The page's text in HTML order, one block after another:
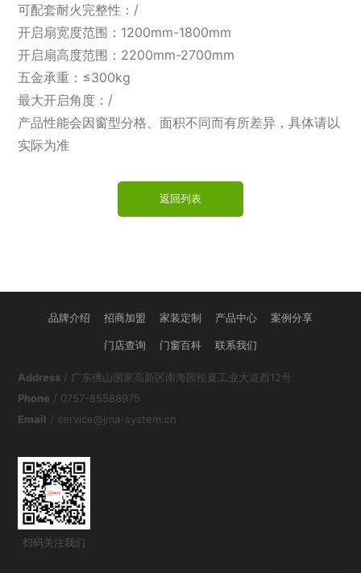
可配套耐火完整性：/
开启扇宽度范围：1200mm-1800mm
开启扇高度范围：2200mm-2700mm
五金承重：≤300kg
最大开启角度：/
产品性能会因窗型分格、面积不同而有所差异，具体请以
实际为准
返回列表
品牌介绍 招商加盟 家装定制 产品中心 案例分享
门店查询 门窗百科 联系我们
Address / 广东佛山国家高新区南海园松夏工业大道西12号
Phone / 0757-85588975
Email / service@jma-system.cn
扫码关注我们